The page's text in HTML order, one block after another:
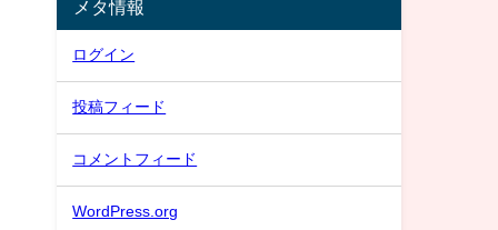
メタ情報
ログイン
投稿フィード
コメントフィード
WordPress.org